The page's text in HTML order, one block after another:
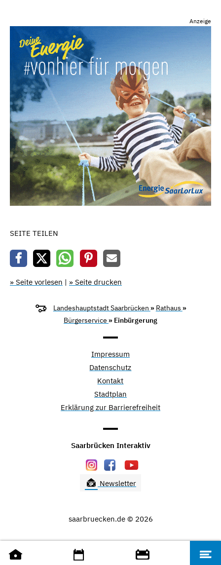
Anzeige
SEITE TEILEN
» Seite vorlesen | » Seite drucken
Landeshauptstadt Saarbrücken » Rathaus »
Bürgerservice » Einbürgerung
Impressum
Datenschutz
Kontakt
Stadtplan
Erklärung zur Barrierefreiheit
Saarbrücken Interaktiv
Newsletter
saarbruecken.de © 2026